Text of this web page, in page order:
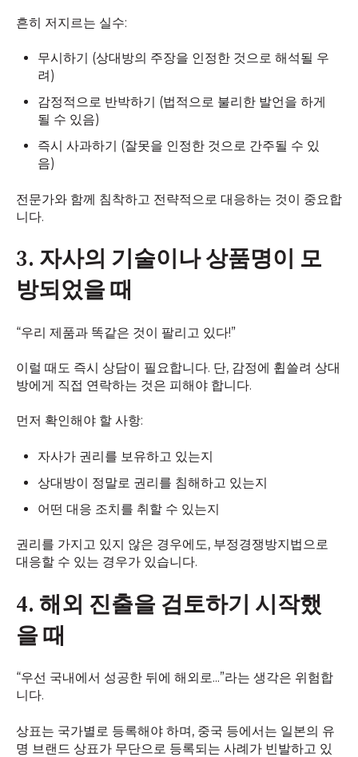
흔히 저지르는 실수:
무시하기 (상대방의 주장을 인정한 것으로 해석될 우
려)
감정적으로 반박하기 (법적으로 불리한 발언을 하게
될 수 있음)
즉시 사과하기 (잘못을 인정한 것으로 간주될 수 있
음)
전문가와 함께 침착하고 전략적으로 대응하는 것이 중요합
니다.
3. 자사의 기술이나 상품명이 모
방되었을 때
“우리 제품과 똑같은 것이 팔리고 있다!”
이럴 때도 즉시 상담이 필요합니다. 단, 감정에 휩쓸려 상대
방에게 직접 연락하는 것은 피해야 합니다.
먼저 확인해야 할 사항:
자사가 권리를 보유하고 있는지
상대방이 정말로 권리를 침해하고 있는지
어떤 대응 조치를 취할 수 있는지
권리를 가지고 있지 않은 경우에도, 부정경쟁방지법으로
대응할 수 있는 경우가 있습니다.
4. 해외 진출을 검토하기 시작했
을 때
“우선 국내에서 성공한 뒤에 해외로...”라는 생각은 위험합
니다.
상표는 국가별로 등록해야 하며, 중국 등에서는 일본의 유
명 브랜드 상표가 무단으로 등록되는 사례가 빈발하고 있